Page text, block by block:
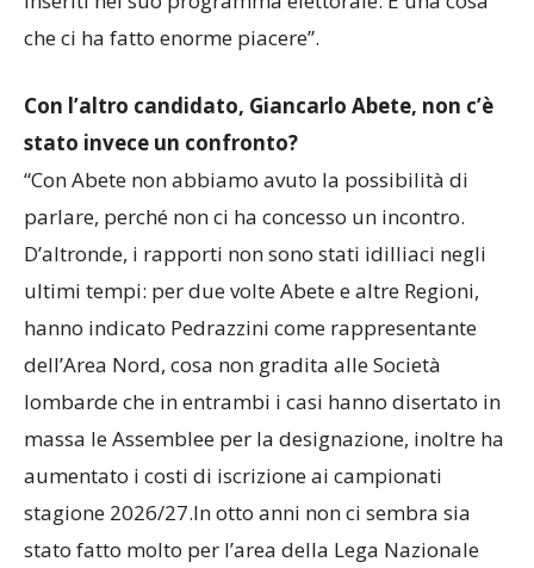
dei punti che gli abbiamo esposto sono stati
inseriti nel suo programma elettorale. È una cosa
Con l’altro candidato, Giancarlo Abete, non c’è
stato invece un confronto?
“Con Abete non abbiamo avuto la possibilità di
parlare, perché non ci ha concesso un incontro.
D’altronde, i rapporti non sono stati idilliaci negli
ultimi tempi: per due volte Abete e altre Regioni,
hanno indicato Pedrazzini come rappresentante
dell’Area Nord, cosa non gradita alle Società
lombarde che in entrambi i casi hanno disertato in
massa le Assemblee per la designazione, inoltre ha
aumentato i costi di iscrizione ai campionati
stagione 2026/27.In otto anni non ci sembra sia